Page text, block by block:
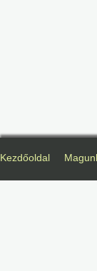
Kezdőoldal